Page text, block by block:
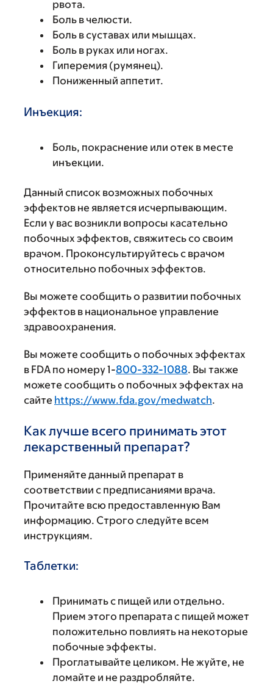
рвота.
Боль в челюсти.
Боль в суставах или мышцах.
Боль в руках или ногах.
Гиперемия (румянец).
Пониженный аппетит.
Инъекция:
Боль, покраснение или отек в месте
инъекции.
Данный список возможных побочных
эффектов не является исчерпывающим.
Если у вас возникли вопросы касательно
побочных эффектов, свяжитесь со своим
врачом. Проконсультируйтесь с врачом
относительно побочных эффектов.
Вы можете сообщить о развитии побочных
эффектов в национальное управление
здравоохранения.
Вы можете сообщить о побочных эффектах
в FDA по номеру 1-800-332-1088. Вы также
можете сообщить о побочных эффектах на
сайте https://www.fda.gov/medwatch.
Как лучше всего принимать этот
лекарственный препарат?
Применяйте данный препарат в
соответствии с предписаниями врача.
Прочитайте всю предоставленную Вам
информацию. Строго следуйте всем
инструкциям.
Таблетки:
Принимать с пищей или отдельно.
Прием этого препарата с пищей может
положительно повлиять на некоторые
побочные эффекты.
Проглатывайте целиком. Не жуйте, не
ломайте и не раздробляйте.